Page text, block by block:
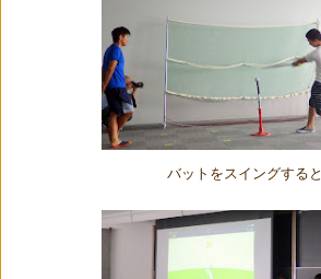
バットをスイングすると